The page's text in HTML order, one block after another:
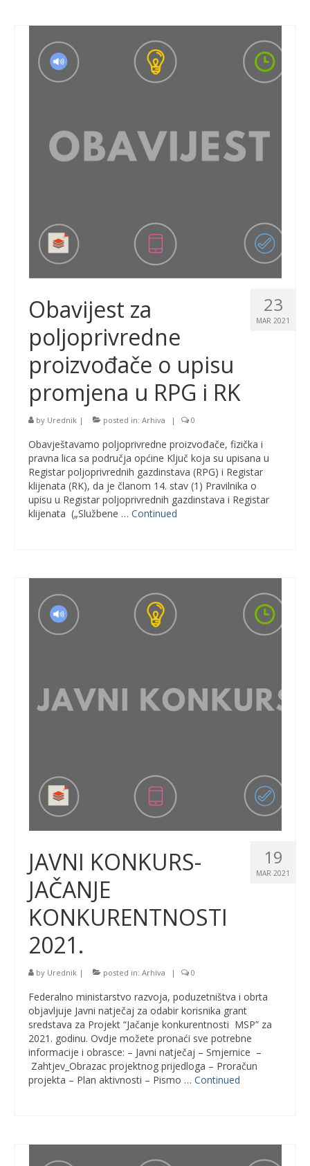
23
MAR 2021
Obavijest za
poljoprivredne
proizvođače o upisu
promjena u RPG i RK
by Urednik | posted in: Arhiva | 0
Obavještavamo poljoprivredne proizvođače, fizička i
pravna lica sa područja općine Ključ koja su upisana u
Registar poljoprivrednih gazdinstava (RPG) i Registar
klijenata (RK), da je članom 14. stav (1) Pravilnika o
upisu u Registar poljoprivrednih gazdinstava i Registar
klijenata („Službene … Continued
19
MAR 2021
JAVNI KONKURS-
JAČANJE
KONKURENTNOSTI
2021.
by Urednik | posted in: Arhiva | 0
Federalno ministarstvo razvoja, poduzetništva i obrta
objavljuje Javni natječaj za odabir korisnika grant
sredstava za Projekt “Jačanje konkurentnosti MSP” za
2021. godinu. Ovdje možete pronaći sve potrebne
informacije i obrasce: – Javni natječaj – Smjernice –
Zahtjev_Obrazac projektnog prijedloga – Proračun
projekta – Plan aktivnosti – Pismo … Continued